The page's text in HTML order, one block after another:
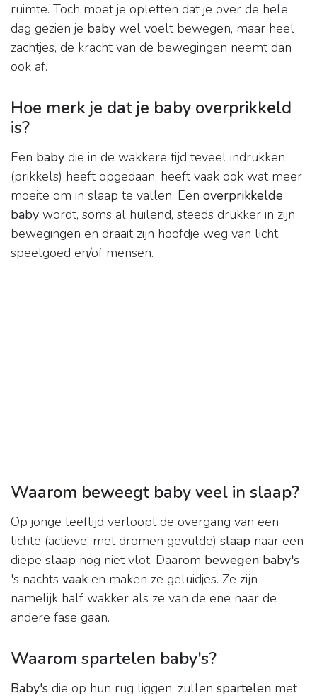
ruimte. Toch moet je opletten dat je over de hele
dag gezien je baby wel voelt bewegen, maar heel
zachtjes, de kracht van de bewegingen neemt dan
ook af.
Hoe merk je dat je baby overprikkeld
is?
Een baby die in de wakkere tijd teveel indrukken
(prikkels) heeft opgedaan, heeft vaak ook wat meer
moeite om in slaap te vallen. Een overprikkelde
baby wordt, soms al huilend, steeds drukker in zijn
bewegingen en draait zijn hoofdje weg van licht,
speelgoed en/of mensen.
Waarom beweegt baby veel in slaap?
Op jonge leeftijd verloopt de overgang van een
lichte (actieve, met dromen gevulde) slaap naar een
diepe slaap nog niet vlot. Daarom bewegen baby's
's nachts vaak en maken ze geluidjes. Ze zijn
namelijk half wakker als ze van de ene naar de
andere fase gaan.
Waarom spartelen baby's?
Baby's die op hun rug liggen, zullen spartelen met